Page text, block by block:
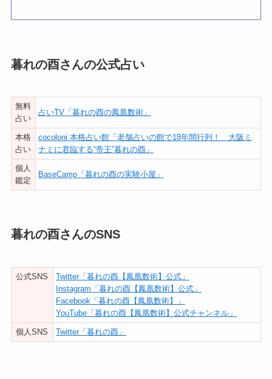
暮れの酉さんの公式占い
無料
占い
占いTV「暮れの酉の鳳凰数術」
本格
占い
cocoloni 本格占い館「老舗占いの館で18年間行列！ 大阪ミ
ナミに君臨する“帝王”暮れの酉」
個人
鑑定
BaseCamp「暮れの酉の実験小屋」
暮れの酉さんのSNS
公式SNS
Twitter「暮れの酉【鳳凰数術】公式」
Instagram「暮れの酉【鳳凰数術】公式」
Facebook「暮れの酉【鳳凰数術】」
YouTube「暮れの酉【鳳凰数術】公式チャンネル」
個人SNS Twitter「暮れの酉」